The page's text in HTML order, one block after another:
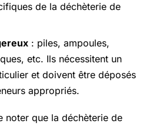
de la déchèterie de
: piles, ampoules,
etc. Ils nécessitent un
et doivent être déposés
appropriés.
noter que la déchèterie de